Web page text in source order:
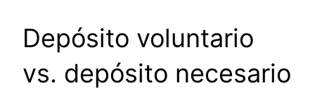
Depósito voluntario
vs. depósito necesario